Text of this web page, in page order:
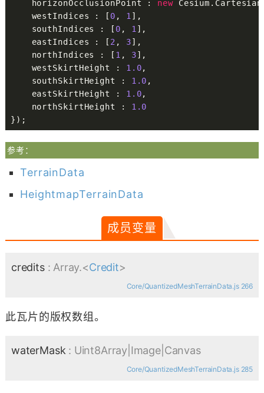
    horizonOcclusionPoint :
new
    westIndices : [
0 , 1 ],
    southIndices : [
0 , 1 ],
    eastIndices : [
2 , 3],
    northIndices : [
1 , 3],
    westSkirtHeight :
1.0,
    southSkirtHeight :
1.0 ,
    eastSkirtHeight :
1.0,
    northSkirtHeight :
1.0
});
参考：
TerrainData
HeightmapTerrainData
成员变量
credits: Array.<Credit>
Core/QuantizedMeshTerrainData.js 266
此瓦片的版权数组。
waterMask : Uint8Array|Image|Canvas
Core/QuantizedMeshTerrainData.js 285